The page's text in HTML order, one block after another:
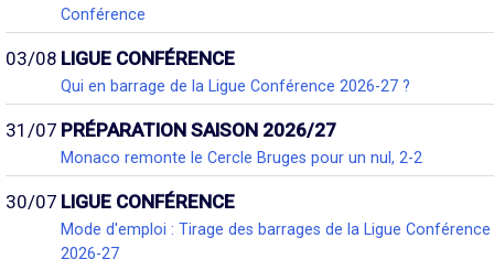
Conférence
03/08 LIGUE CONFÉRENCE
Qui en barrage de la Ligue Conférence 2026-27 ?
31/07 PRÉPARATION SAISON 2026/27
Monaco remonte le Cercle Bruges pour un nul, 2-2
30/07 LIGUE CONFÉRENCE
Mode d'emploi : Tirage des barrages de la Ligue Conférence
2026-27